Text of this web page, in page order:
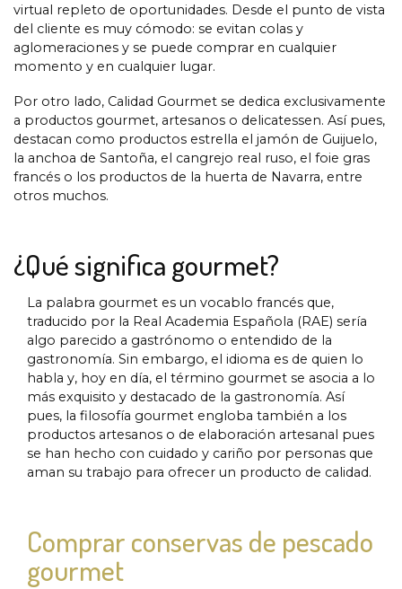
virtual repleto de oportunidades. Desde el punto de vista
del cliente es muy cómodo: se evitan colas y
aglomeraciones y se puede comprar en cualquier
momento y en cualquier lugar.
Por otro lado, Calidad Gourmet se dedica exclusivamente
a productos gourmet, artesanos o delicatessen. Así pues,
destacan como productos estrella el jamón de Guijuelo,
la anchoa de Santoña, el cangrejo real ruso, el foie gras
francés o los productos de la huerta de Navarra, entre
otros muchos.
¿Qué significa gourmet?
La palabra gourmet es un vocablo francés que,
traducido por la Real Academia Española (RAE) sería
algo parecido a gastrónomo o entendido de la
gastronomía. Sin embargo, el idioma es de quien lo
habla y, hoy en día, el término gourmet se asocia a lo
más exquisito y destacado de la gastronomía. Así
pues, la filosofía gourmet engloba también a los
productos artesanos o de elaboración artesanal pues
se han hecho con cuidado y cariño por personas que
aman su trabajo para ofrecer un producto de calidad.
Comprar conservas de pescado
gourmet